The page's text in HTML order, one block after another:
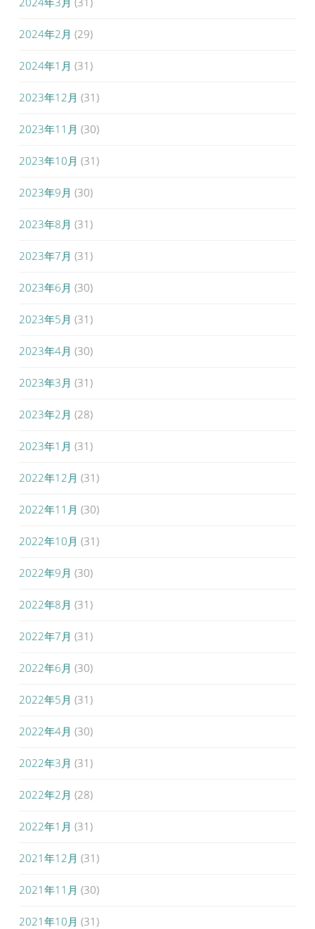
2024年2月 (29)
2024年1月 (31)
2023年12月 (31)
2023年11月 (30)
2023年10月 (31)
2023年9月 (30)
2023年8月 (31)
2023年7月 (31)
2023年6月 (30)
2023年5月 (31)
2023年4月 (30)
2023年3月 (31)
2023年2月 (28)
2023年1月 (31)
2022年12月 (31)
2022年11月 (30)
2022年10月 (31)
2022年9月 (30)
2022年8月 (31)
2022年7月 (31)
2022年6月 (30)
2022年5月 (31)
2022年4月 (30)
2022年3月 (31)
2022年2月 (28)
2022年1月 (31)
2021年12月 (31)
2021年11月 (30)
2021年10月 (31)